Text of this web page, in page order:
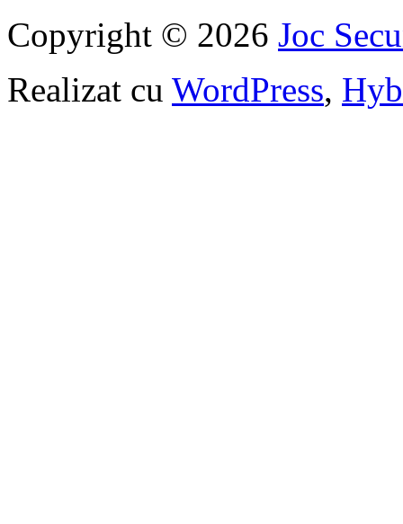
Copyright © 2026 Joc
Realizat cu WordPress,